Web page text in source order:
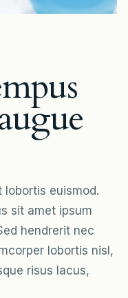
lobortis euismod.
sit amet ipsum
hendrerit nec
lobortis nisl,
risus lacus,